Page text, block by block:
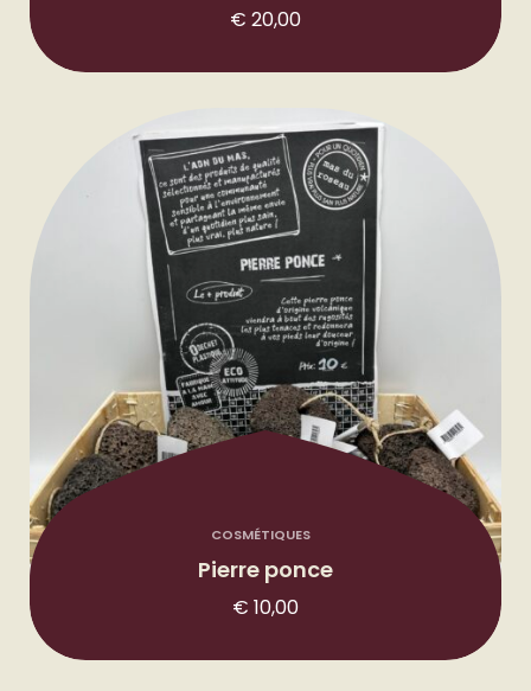
€ 20,00
COSMÉTIQUES
Pierre ponce
€ 10,00